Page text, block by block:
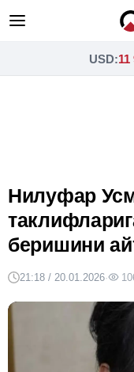
USD:11
Нилуфар
беришини
21:18 / 20.01.2026·